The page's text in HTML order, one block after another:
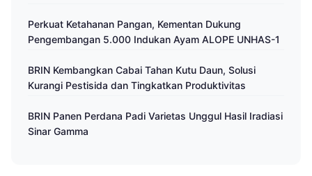
Perkuat Ketahanan Pangan, Kementan Dukung
Pengembangan 5.000 Indukan Ayam ALOPE UNHAS-1
BRIN Kembangkan Cabai Tahan Kutu Daun, Solusi
Kurangi Pestisida dan Tingkatkan Produktivitas
BRIN Panen Perdana Padi Varietas Unggul Hasil Iradiasi
Sinar Gamma